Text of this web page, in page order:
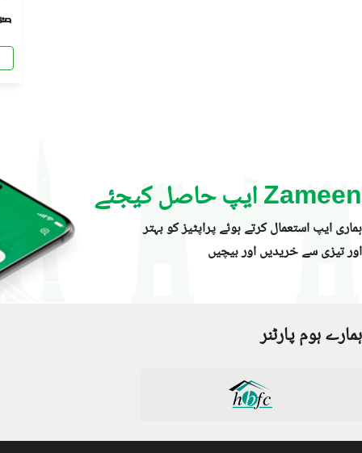
Zameen ایپ حاصل کیجئے
ہماری ایپ استعمال کرتے ہوئے پراپٹیز کو بہتر
اور تیزی سے خریدیں اور بیچیں
ہمارے ہوم پارٹنر